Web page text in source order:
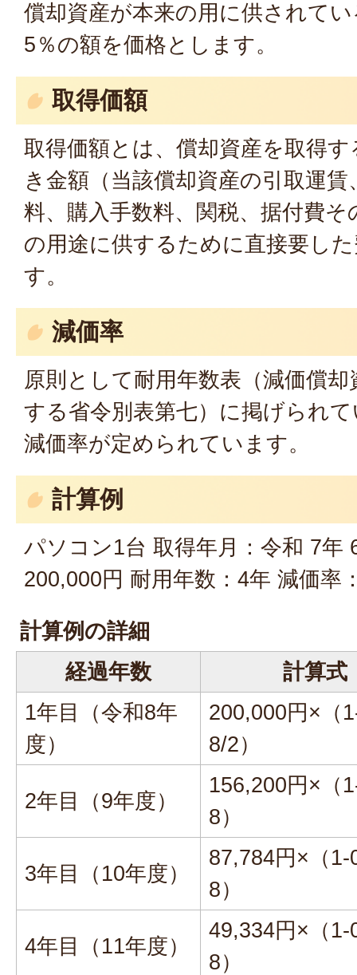
償却資産が本来の用に供されて
5％の額を価格とします。
取得価額
取得価額とは、償却資産を取得
き金額（当該償却資産の引取運
料、購入手数料、関税、据付費
の用途に供するために直接要し
す。
減価率
原則として耐用年数表（減価償
する省令別表第七）に掲げられ
減価率が定められています。
計算例
パソコン1台 取得年月：令和 7年
200,000円 耐用年数：4年 減価率
計算例の詳細
経過年数
計算式
1年目（令和8年
度）
200,000円×（
8/2）
2年目（9年度）
156,200円×（
8）
3年目（10年度）
87,784円×（1-
8）
4年目（11年度）
49,334円×（1-
8）